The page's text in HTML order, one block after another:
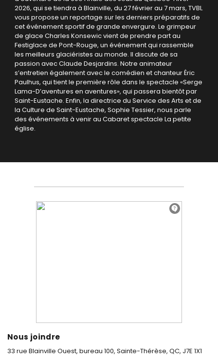
2026, qui se tiendra à Blainville, du 27 février au 7 mars, TVBL
vous propose un reportage sur les derniers préparatifs de
cet événement sportif de grande envergure. Le grimpeur
de glace Charles Konsewic vient de prendre part au
Festiglace de Pont-Rouge, un événement qui rassemble
les meilleurs glaciéristes au monde. Il discute de sa
passion avec Claude Desjardins. Notre animateur
s’entretien également avec le comédien et chanteur Éric
Paulhus, qui tient le première rôle dans le spectacle «Serge
Lama-D’aventures en aventures», qui passera bientôt par
Saint-Eustache. Enfin, la directrice du Service des Arts et de
la Culture de Saint-Eustache, Sophie Tessier, nous parle
des événements à venir au Cabaret spectacle La petite
église.
Nous joindre
33 rue Blainville Ouest, bureau 100, Sainte-Thérèse, QC, J7E 1X1